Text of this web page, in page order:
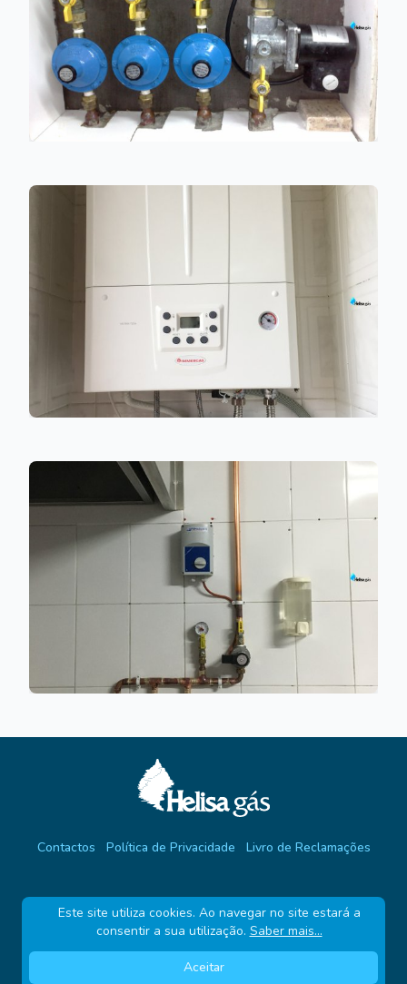
Contactos Política de Privacidade Livro de Reclamações
© 2026 Helisa Gás
Este site utiliza cookies. Ao navegar no site estará a
consentir a sua utilização. Saber mais...
Aceitar